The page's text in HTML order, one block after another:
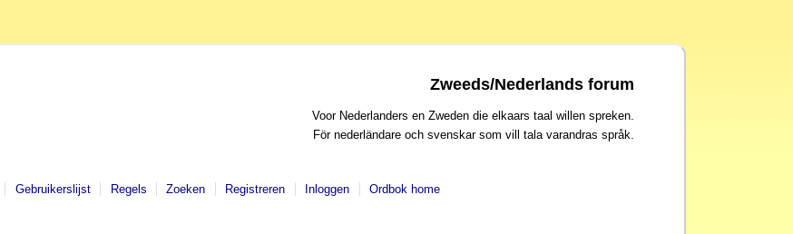
Zweeds/Nederlands forum
Voor Nederlanders en Zweden die elkaars taal willen spreken.
För nederländare och svenskar som vill tala varandras språk.
Gebruikerslijst Regels Zoeken Registreren Inloggen Ordbok home